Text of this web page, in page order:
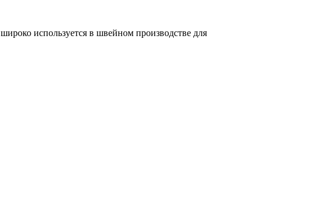
используется в швейном производстве для